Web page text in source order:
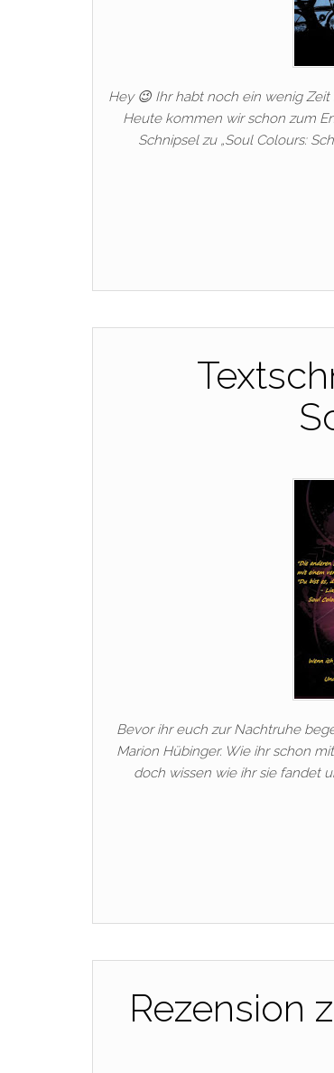
Hey 😉 Ihr habt noch ein wenig
Heute kommen wir schon zum
Schnipsel zu „Soul Colours:
Bevor ihr euch zur Nachtruhe
Marion Hübinger. Wie ihr schon
doch wissen wie ihr sie fandet
Rezension